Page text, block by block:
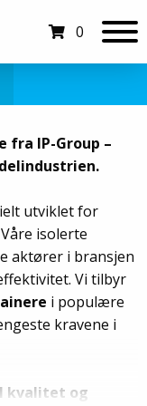
0
fra IP-Group –
utviklet for
isolerte
aktører i bransjen
Vi tilbyr
i populære
kravene i
kvalitet og